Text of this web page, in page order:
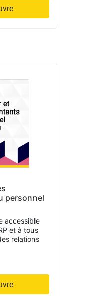
personnel
accessible
et à tous
relations